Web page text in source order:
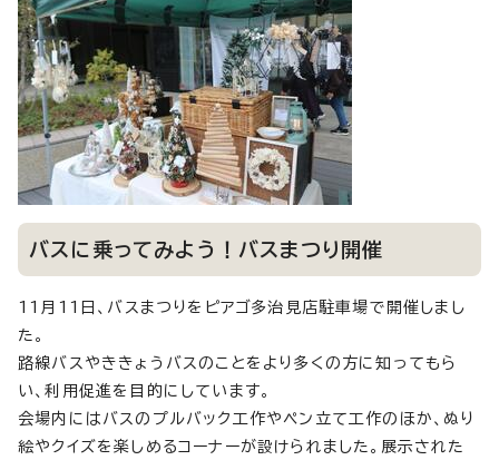
バスに乗ってみよう！バスまつり開催
11月11日、バスまつりをピアゴ多治見店駐車場で開催しまし
た。
路線バスやききょうバスのことをより多くの方に知ってもら
い、利用促進を目的にしています。
会場内にはバスのプルバック工作やペン立て工作のほか、ぬり
絵やクイズを楽しめるコーナーが設けられました。展示された